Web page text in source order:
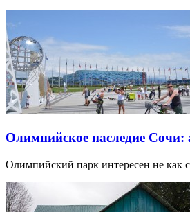
Олимпийское наследие
Олимпийский парк интересен не как